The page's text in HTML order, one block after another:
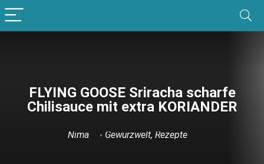
FLYING GOOSE Sriracha scharfe
Chilisauce mit extra KORIANDER
Nima Gewürzwelt, Rezepte